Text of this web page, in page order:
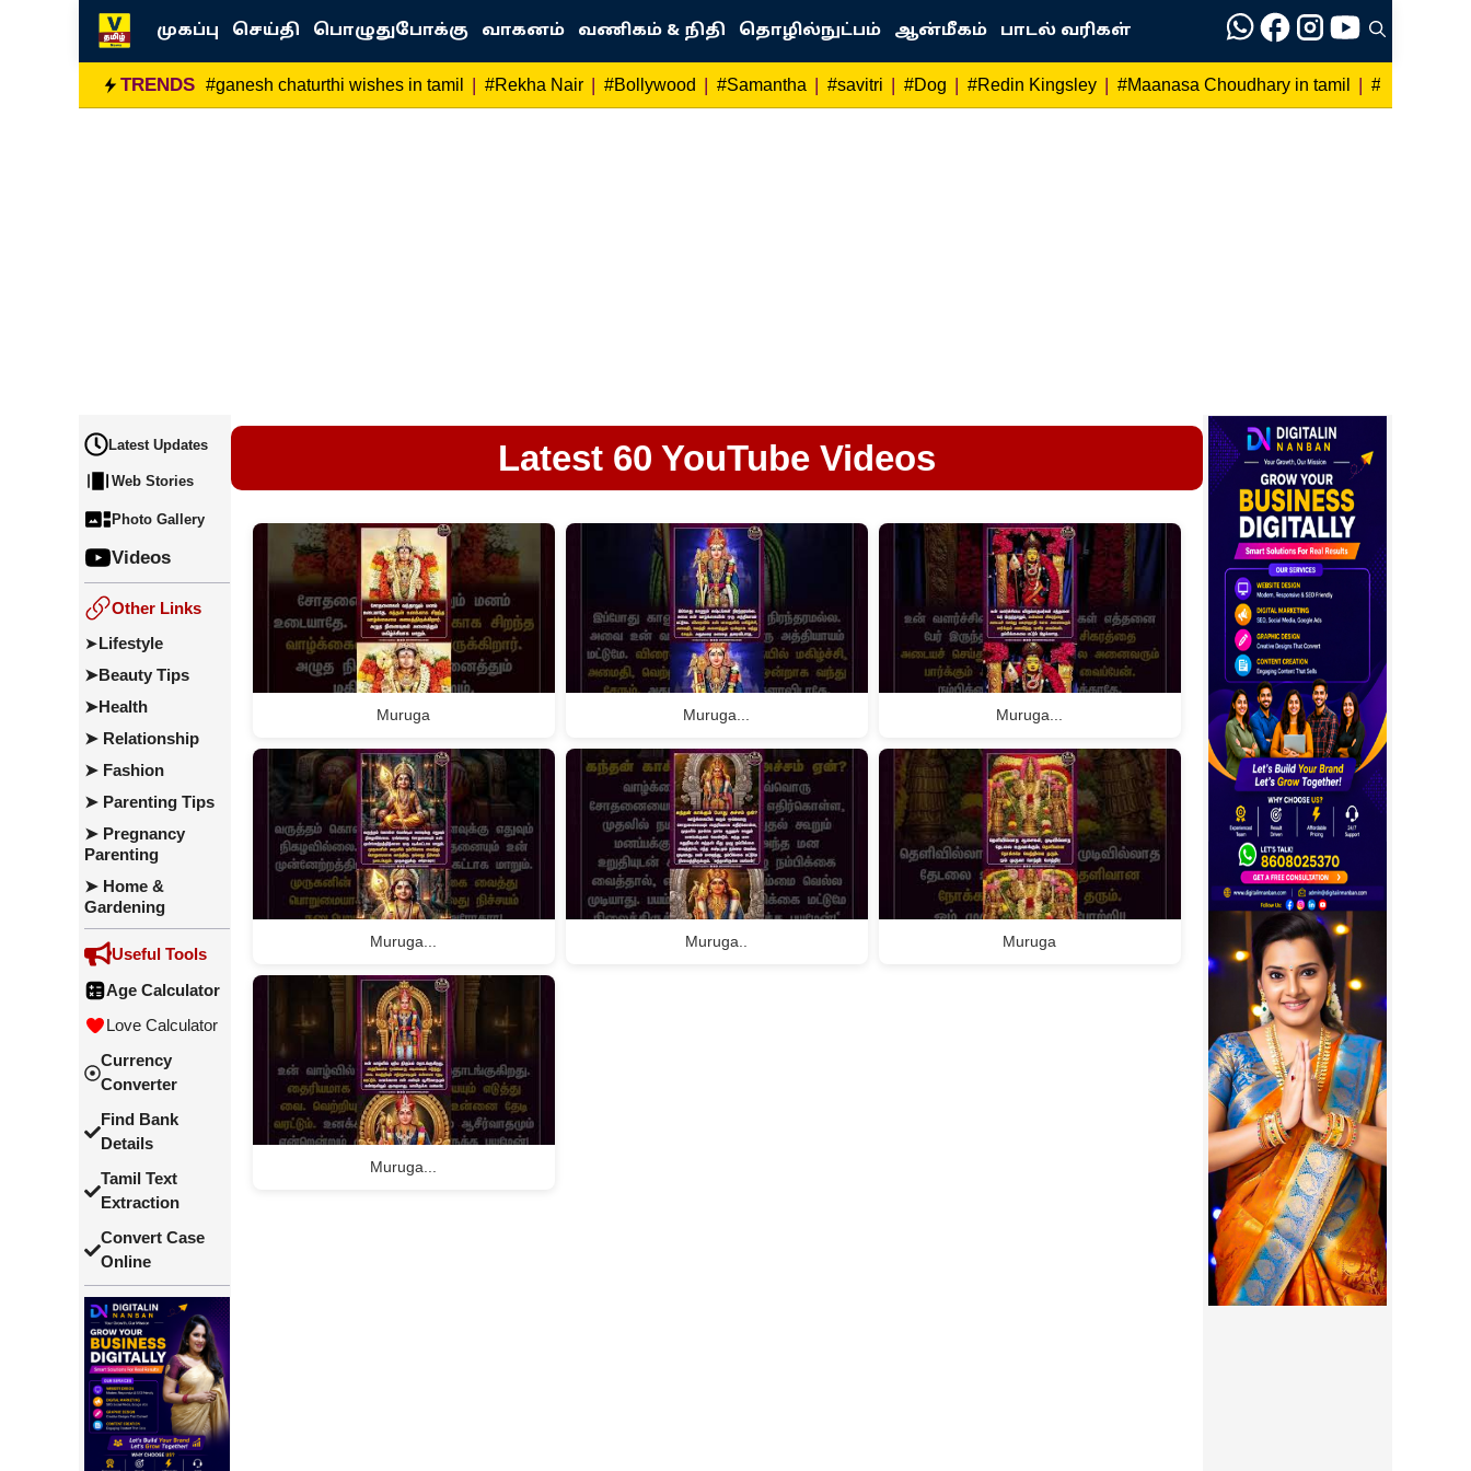
முகப்பு செய்தி பொழுதுபோக்கு வாகனம் வணிகம் & நிதி தொழில்நுட்பம் ஆன்மீகம் பாடல் வரிகள்
TRENDS #ganesh chaturthi wishes in tamil | #Rekha Nair | #Bollywood | #Samantha | #savitri | #Dog | #Redin Kingsley | #Maanasa Choudhary in tamil | #Anandhi
Latest 60 YouTube Videos
Muruga Muruga... Muruga...
Muruga... Muruga.. Muruga
Muruga...
Latest Updates
Web Stories
Photo Gallery
Videos
Other Links
➤Lifestyle
➤Beauty Tips
➤Health
➤ Relationship
➤ Fashion
➤ Parenting Tips
➤ Pregnancy
Parenting
➤ Home &
Gardening
Useful Tools
Age Calculator
Love Calculator
Currency
Converter
Find Bank
Details
Tamil Text
Extraction
Convert Case
Online